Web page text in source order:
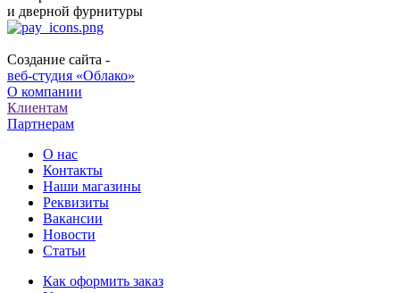
и дверной фурнитуры
Создание сайта -
веб-студия «Облако»
О компании
Клиентам
Партнерам
О нас
Контакты
Наши магазины
Реквизиты
Вакансии
Новости
Статьи
Как оформить заказ